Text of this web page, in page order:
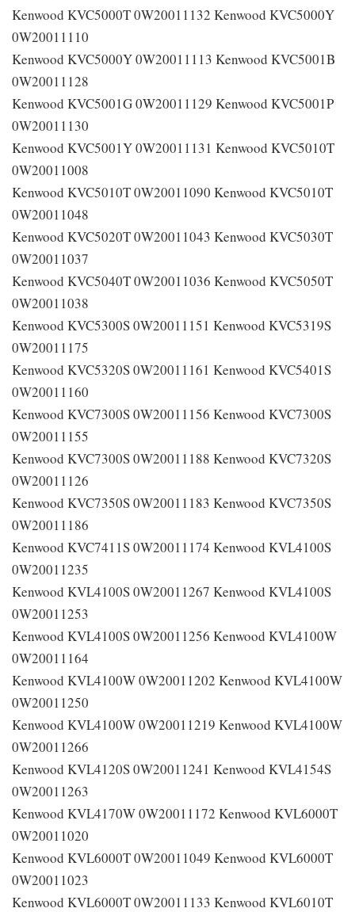
Kenwood KVC5000T 0W20011132 Kenwood KVC5000Y
0W20011110
Kenwood KVC5000Y 0W20011113 Kenwood KVC5001B
0W20011128
Kenwood KVC5001G 0W20011129 Kenwood KVC5001P
0W20011130
Kenwood KVC5001Y 0W20011131 Kenwood KVC5010T
0W20011008
Kenwood KVC5010T 0W20011090 Kenwood KVC5010T
0W20011048
Kenwood KVC5020T 0W20011043 Kenwood KVC5030T
0W20011037
Kenwood KVC5040T 0W20011036 Kenwood KVC5050T
0W20011038
Kenwood KVC5300S 0W20011151 Kenwood KVC5319S
0W20011175
Kenwood KVC5320S 0W20011161 Kenwood KVC5401S
0W20011160
Kenwood KVC7300S 0W20011156 Kenwood KVC7300S
0W20011155
Kenwood KVC7300S 0W20011188 Kenwood KVC7320S
0W20011126
Kenwood KVC7350S 0W20011183 Kenwood KVC7350S
0W20011186
Kenwood KVC7411S 0W20011174 Kenwood KVL4100S
0W20011235
Kenwood KVL4100S 0W20011267 Kenwood KVL4100S
0W20011253
Kenwood KVL4100S 0W20011256 Kenwood KVL4100W
0W20011164
Kenwood KVL4100W 0W20011202 Kenwood KVL4100W
0W20011250
Kenwood KVL4100W 0W20011219 Kenwood KVL4100W
0W20011266
Kenwood KVL4120S 0W20011241 Kenwood KVL4154S
0W20011263
Kenwood KVL4170W 0W20011172 Kenwood KVL6000T
0W20011020
Kenwood KVL6000T 0W20011049 Kenwood KVL6000T
0W20011023
Kenwood KVL6000T 0W20011133 Kenwood KVL6010T